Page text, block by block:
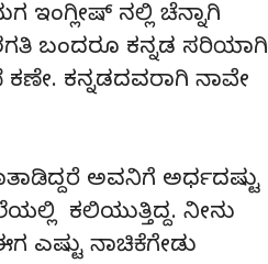
ಇಂಗ್ಲೀಷ್ ನಲ್ಲಿ ಚೆನ್ನಾಗಿ
ಬಂದರೂ ಕನ್ನಡ ಸರಿಯಾಗಿ
ಕನ್ನಡದವರಾಗಿ ನಾವೇ
ಅವನಿಗೆ ಅರ್ಧದಷ್ಟು
ಕಲಿಯುತ್ತಿದ್ದ. ನೀನು
ಎಷ್ಟು ನಾಚಿಕೆಗೇಡು